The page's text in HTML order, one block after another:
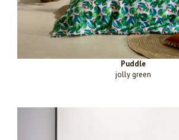
Puddle
jolly green